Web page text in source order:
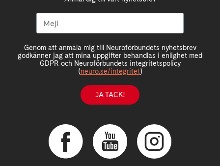
Genom att anmäla mig till Neuroförbundets nyhetsbrev
godkänner jag att mina uppgifter behandlas i enlighet med
GDPR och Neuroförbundets integritetspolicy
(neuro.se/integritet)
JA TACK!